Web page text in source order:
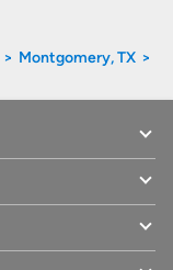
Montgomery, TX